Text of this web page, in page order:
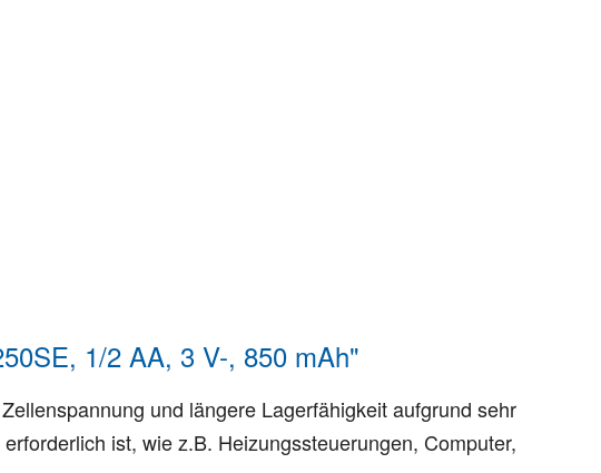
1/2 AA, 3 V-, 850 mAh"
und längere Lagerfähigkeit aufgrund sehr
ist, wie z.B. Heizungssteuerungen, Computer,